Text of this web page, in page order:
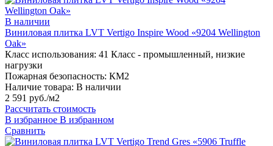
В наличии
Виниловая плитка LVT Vertigo Inspire Wood «9204 Wellington
Oak»
Класс использования: 41 Класс - промышленный, низкие
нагрузки
Пожарная безопасность: КМ2
Наличие товара: В наличии
2 591 руб./м2
Рассчитать стоимость
В избранное В избранном
Сравнить